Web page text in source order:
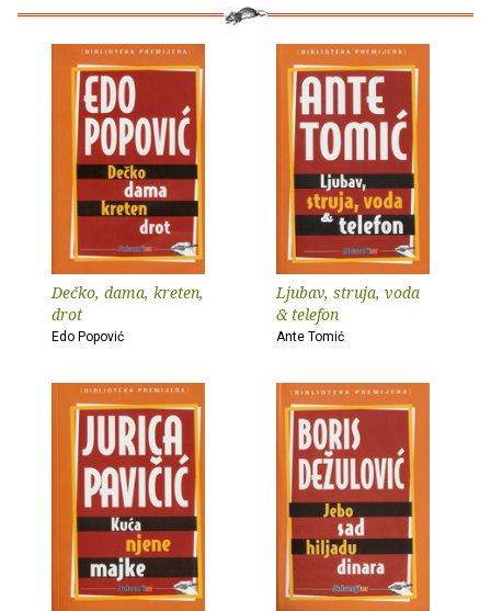
Dečko, dama, kreten,
drot
Edo Popović
Ljubav, struja, voda
& telefon
Ante Tomić